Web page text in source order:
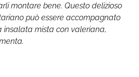
montare bene. Questo delizioso
può essere accompagnato
insalata mista con valeriana,